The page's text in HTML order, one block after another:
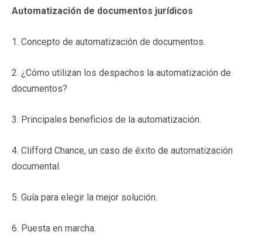
Automatización de documentos jurídicos
1. Concepto de automatización de documentos.
2. ¿Cómo utilizan los despachos la automatización de
documentos?
3. Principales beneficios de la automatización.
4. Clifford Chance, un caso de éxito de automatización
documental.
5. Guía para elegir la mejor solución.
6. Puesta en marcha.